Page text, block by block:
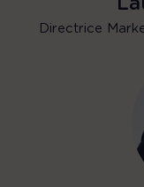
Directrice